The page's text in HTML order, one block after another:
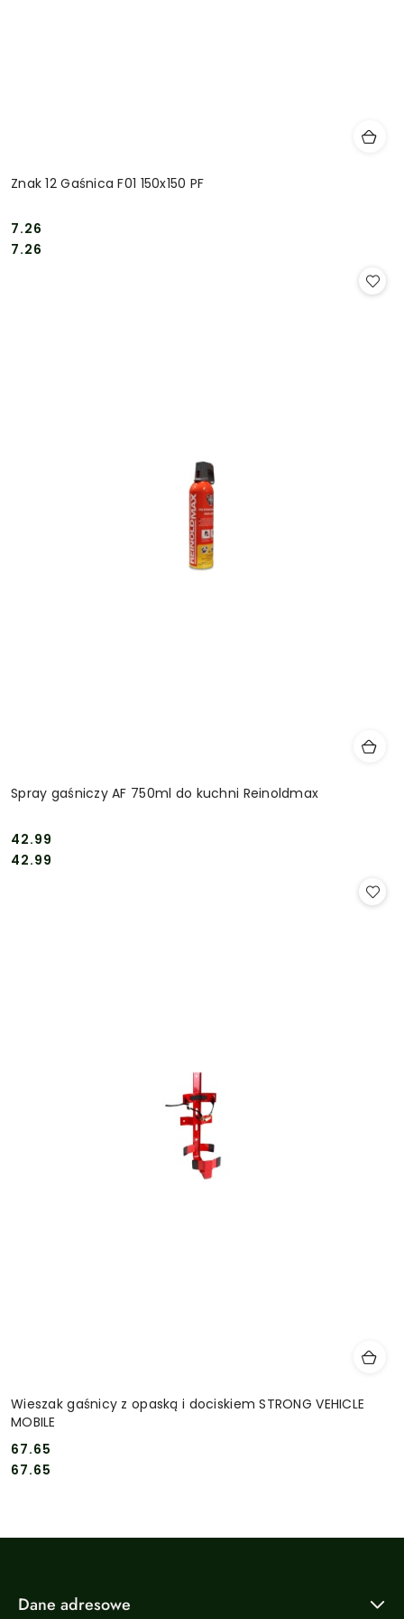
Znak 12 Gaśnica F01 150x150 PF
Cena:
7.26
Cena:
7.26
Spray gaśniczy AF 750ml do kuchni Reinoldmax
Cena:
42.99
Cena:
42.99
Wieszak gaśnicy z opaską i dociskiem STRONG VEHICLE
MOBILE
Cena:
67.65
Cena:
67.65
Dane adresowe